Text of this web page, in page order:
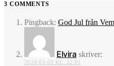
3 COMMENTS
Pingback: God Jul från
Elvira skriver:
2024-01-03 KL. 22:01